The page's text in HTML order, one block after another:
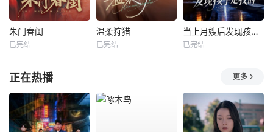
朱门春闺
已完结
温柔狩猎
已完结
当上月嫂后发现孩子是我的
已完结
正在热播 更多